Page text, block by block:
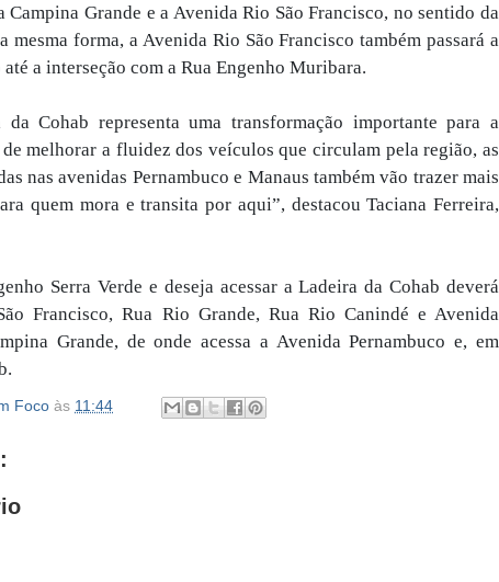
Grande e a Avenida Rio São Francisco, no sentido da
mesma forma, a Avenida Rio São Francisco também passará a
a interseção com a Rua Engenho Muribara.
Cohab representa uma transformação importante para a
melhorar a fluidez dos veículos que circulam pela região, as
nas avenidas Pernambuco e Manaus também vão trazer mais
quem mora e transita por aqui”, destacou Taciana Ferreira,
Serra Verde e deseja acessar a Ladeira da Cohab deverá
Francisco, Rua Rio Grande, Rua Rio Canindé e Avenida
Grande, de onde acessa a Avenida Pernambuco e, em
Foco às 11:44